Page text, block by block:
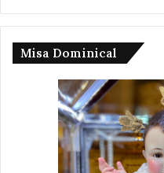
Misa Dominical